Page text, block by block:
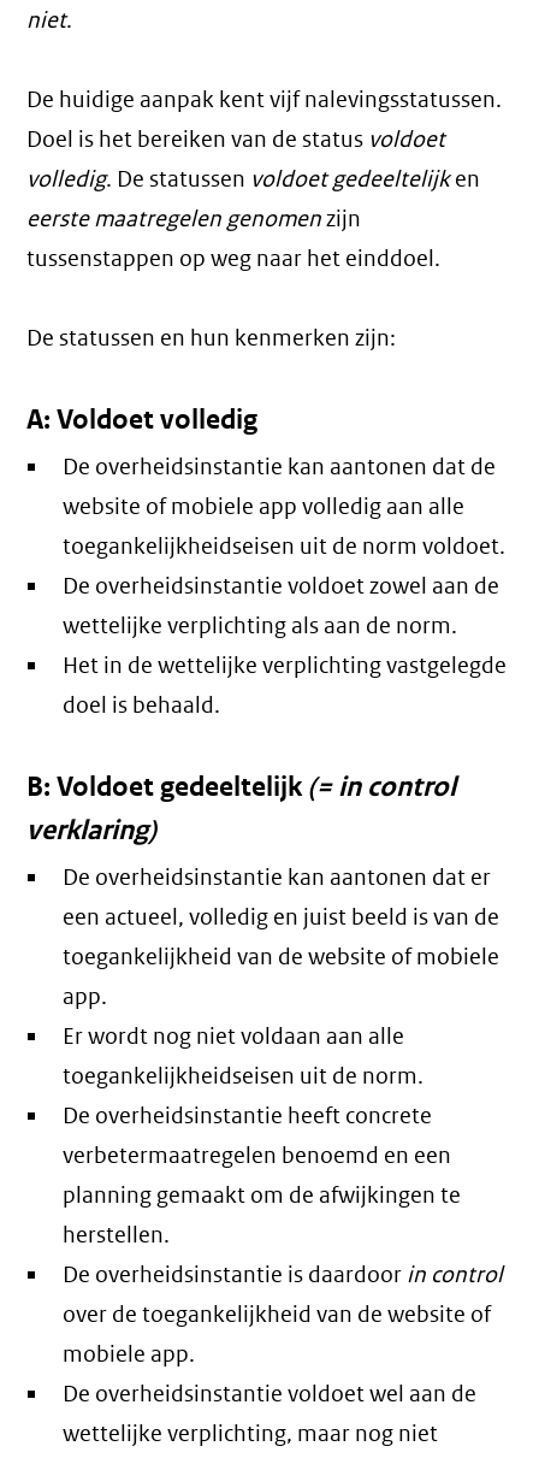
niet.
De huidige aanpak kent vijf nalevingsstatussen.
Doel is het bereiken van de status voldoet
volledig. De statussen voldoet gedeeltelijken
eerste maatregelen genomenzijn
tussenstappen op weg naar het einddoel.
De statussen en hun kenmerken zijn:
A: Voldoet volledig
De overheidsinstantie kan aantonen dat de
website of mobiele app volledig aan alle
toegankelijkheidseisen uit de norm voldoet.
De overheidsinstantie voldoet zowel aan de
wettelijke verplichting als aan de norm.
Het in de wettelijke verplichting vastgelegde
doel is behaald.
B: Voldoet gedeeltelijk(= in control
verklaring)
De overheidsinstantie kan aantonen dat er
een actueel, volledig en juist beeld is van de
toegankelijkheid van de website of mobiele
app.
Er wordt nog niet voldaan aan alle
toegankelijkheidseisen uit de norm.
De overheidsinstantie heeft concrete
verbetermaatregelen benoemd en een
planning gemaakt om de afwijkingen te
herstellen.
De overheidsinstantie is daardoor in control
over de toegankelijkheid van de website of
mobiele app.
De overheidsinstantie voldoet wel aan de
wettelijke verplichting, maar nog niet